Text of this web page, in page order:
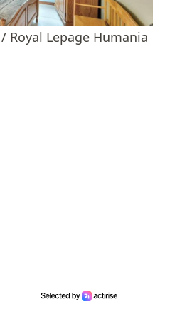
Royal Lepage Humania